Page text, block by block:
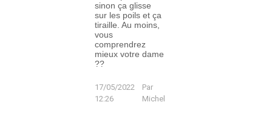
sinon ça glisse
sur les poils et ça
tiraille. Au moins,
vous
comprendrez
mieux votre dame
??
17/05/2022
12:26
Par
Michel